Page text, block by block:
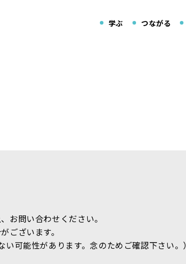
学ぶ つながる
お問い合わせください。
ございます。
可能性があります。念のためご確認下さい。）